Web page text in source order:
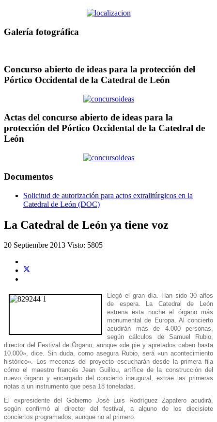
Galería fotográfica
Concurso abierto de ideas para la protección del
Pórtico Occidental de la Catedral de León
Actas del concurso abierto de ideas para la
protección del Pórtico Occidental de la Catedral de
León
Documentos
Solicitud de autorización para actos extralitúrgicos en la
Catedral de León (DOC)
La Catedral de León ya tiene voz
20 Septiembre 2013 Visto: 5805
Llegó el gran día. Han sido 30 años
de espera. La Catedral de León
estrena esta noche el órgano más
monumental de Europa. Al concierto
acudirán más de 4.000 personas,
según cálculos de Samuel Rubio,
director del Festival de Órgano, aunque «de pie y apretados caben hasta
10.000», dice. Sin duda, como asegura Rubio, será «un acontecimiento
histórico». Los mecenas del proyecto escucharán desde la primera fila
cómo el maestro francés Jean Guillou, artífice de la construcción del
nuevo órgano y encargado del concierto inaugural, extrae las primeras
notas a un instrumento que pesa 18 toneladas.
El expresidente del Gobierno José Luis Rodríguez Zapatero acudirá,
según confirmó al director del festival, a alguno de los diecisiete
conciertos programados, aunque no al primero.